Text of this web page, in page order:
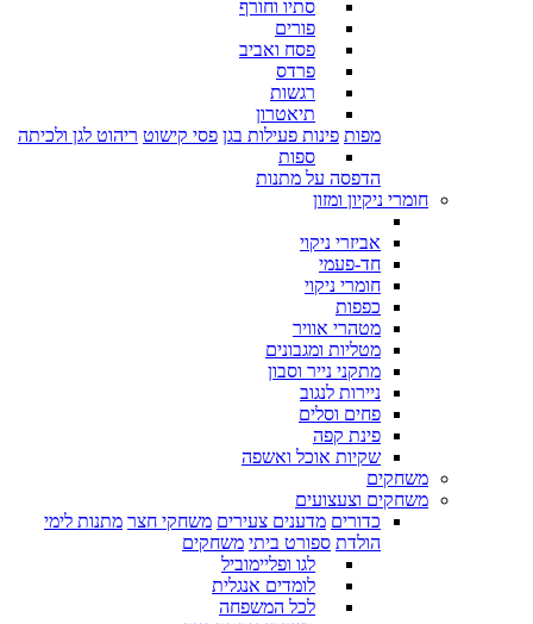
סתיו וחורף
פורים
פסח ואביב
פרדס
רגשות
תיאטרון
מפות פינות פעילות בגן פסי קישוט ריהוט לגן ולכיתה
ספות
הדפסה על מתנות
חומרי ניקיון ומזון
אביזרי ניקוי
חד-פעמי
חומרי ניקוי
כפפות
מטהרי אוויר
מטליות ומגבונים
מתקני נייר וסבון
ניירות לנגוב
פחים וסלים
פינת קפה
שקיות אוכל ואשפה
משחקים
משחקים וצעצועים
כדורים מדענים צעירים משחקי חצר מתנות לימי
הולדת ספורט ביתי משחקים
לגו ופליימוביל
לומדים אנגלית
לכל המשפחה